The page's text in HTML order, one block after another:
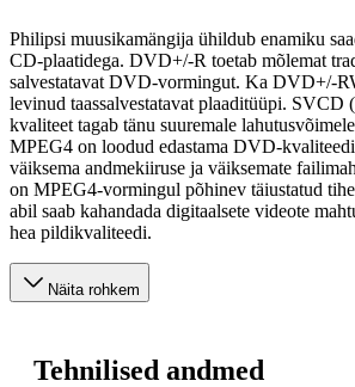
Philipsi muusikamängija ühildub enamiku
CD-plaatidega. DVD+/-R toetab mõlemat
salvestatavat DVD-vormingut. Ka DVD+/-
levinud taassalvestatavat plaaditüüpi. SVCD
kvaliteet tagab tänu suuremale
MPEG4 on loodud edastama DVD-
väiksema andmekiiruse ja väiksemate
on MPEG4-vormingul põhinev täiustatud
abil saab kahandada digitaalsete videote
hea pildikvaliteedi.
Näita rohkem
Tehnilised andmed